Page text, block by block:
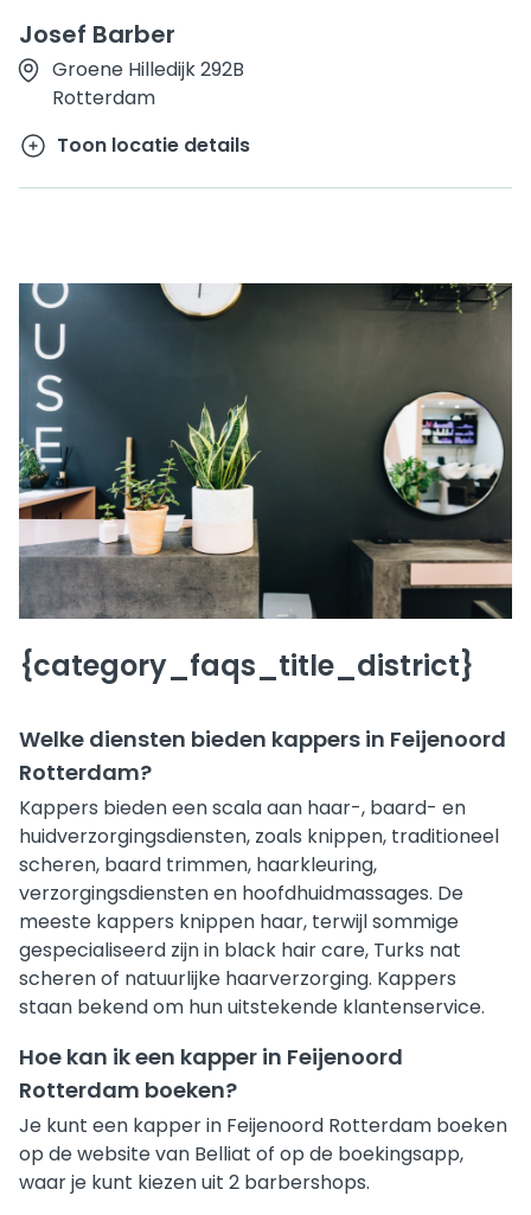
Josef Barber
Groene Hilledijk 292B
Rotterdam
Toon locatie details
{category_faqs_title_district}
Welke diensten bieden kappers in Feijenoord
Rotterdam?
Kappers bieden een scala aan haar-, baard- en
huidverzorgingsdiensten, zoals knippen, traditioneel
scheren, baard trimmen, haarkleuring,
verzorgingsdiensten en hoofdhuidmassages. De
meeste kappers knippen haar, terwijl sommige
gespecialiseerd zijn in black hair care, Turks nat
scheren of natuurlijke haarverzorging. Kappers
staan bekend om hun uitstekende klantenservice.
Hoe kan ik een kapper in Feijenoord
Rotterdam boeken?
Je kunt een kapper in Feijenoord Rotterdam boeken
op de website van Belliat of op de boekingsapp,
waar je kunt kiezen uit 2 barbershops.